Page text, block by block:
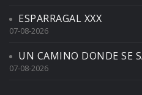
ESPARRAGAL XXX
07-08-2026
UN CAMINO DONDE SE
07-08-2026